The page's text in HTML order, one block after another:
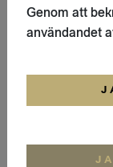
Genom att
användandet